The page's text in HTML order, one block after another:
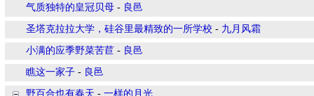
气质独特的皇冠贝母 - 良邑
圣塔克拉拉大学，硅谷里最精致的一所学校 - 九月风霜
小满的应季野菜苦苣 - 良邑
瞧这一家子 - 良邑
野百合也有春天 - 一样的月光